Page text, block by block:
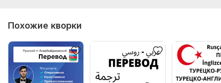
Похожие кворки